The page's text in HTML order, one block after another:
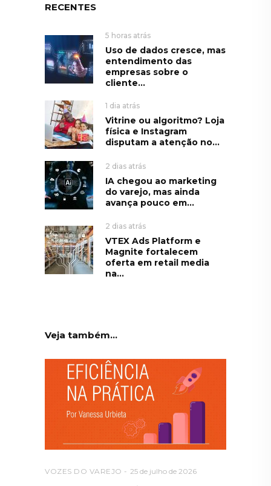
RECENTES
5 horas atrás
Uso de dados cresce, mas
entendimento das
empresas sobre o
cliente...
1 dia atrás
Vitrine ou algoritmo? Loja
física e Instagram
disputam a atenção no...
2 dias atrás
IA chegou ao marketing
do varejo, mas ainda
avança pouco em...
2 dias atrás
VTEX Ads Platform e
Magnite fortalecem
oferta em retail media
na...
Veja também...
VOZES DO VAREJO 25 de julho de 2026